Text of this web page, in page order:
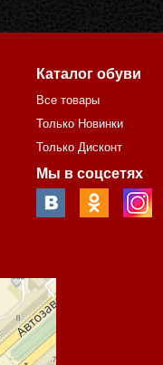
Каталог обуви
Все товары
Только Новинки
Только Дисконт
Мы в соцсетях